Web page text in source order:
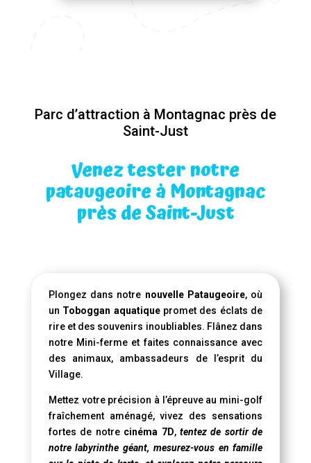
Parc d’attraction à Montagnac près de
Saint-Just
Venez tester notre
pataugeoire à Montagnac
près de Saint-Just
Plongez dans notre nouvelle Pataugeoire, où
un Toboggan aquatiquepromet des éclats de
rire et des souvenirs inoubliables. Flânez dans
notre Mini-ferme et faites connaissance avec
des animaux, ambassadeurs de l’esprit du
Village.
Mettez votre précision à l’épreuve au mini-golf
fraîchement aménagé, vivez des sensations
fortes de notre cinéma 7D, tentez de sortir de
notre labyrinthe géant, mesurez-vous en famille